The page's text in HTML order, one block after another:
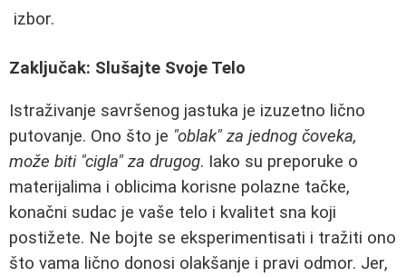
izbor.
Zaključak: Slušajte Svoje Telo
Istraživanje savršenog jastuka je izuzetno lično
putovanje. Ono što je "oblak" za jednog čoveka,
može biti "cigla" za drugog. Iako su preporuke o
materijalima i oblicima korisne polazne tačke,
konačni sudac je vaše telo i kvalitet sna koji
postižete. Ne bojte se eksperimentisati i tražiti ono
što vama lično donosi olakšanje i pravi odmor. Jer,